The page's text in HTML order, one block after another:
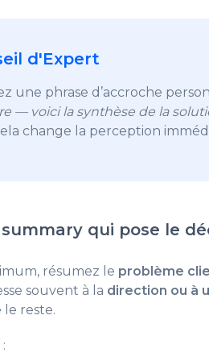
d'Expert
une phrase d’accroche
— voici la synthèse de la
change la perception
qui pose le
résumez le problème
souvent à la direction ou à
le reste.